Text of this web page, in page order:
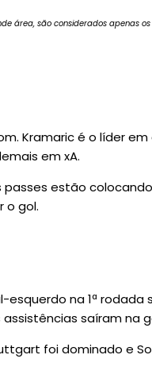
área, são considerados apenas
Kramaric é o líder
em xA.
passes estão
o gol.
esquerdo na 1ª rodada
saíram na
foi dominado e